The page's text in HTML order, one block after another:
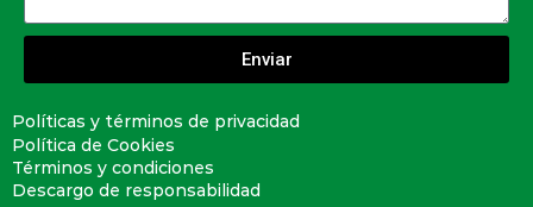
Enviar
Políticas y términos de privacidad
Política de Cookies
Términos y condiciones
Descargo de responsabilidad